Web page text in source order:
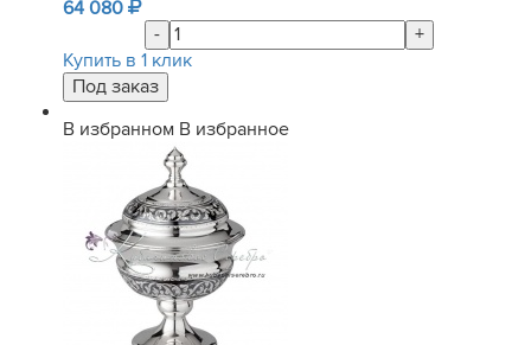
64 080
-
+
Купить в 1 клик
В избранном В избранное